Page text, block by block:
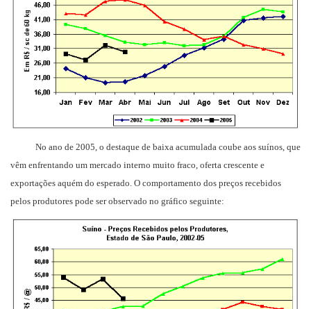
No ano de 2005, o destaque de baixa acumulada coube aos suínos, que
vêm enfrentando um mercado interno muito fraco, oferta crescente e
exportações aquém do esperado. O comportamento dos preços recebidos
pelos produtores pode ser observado no gráfico seguinte: